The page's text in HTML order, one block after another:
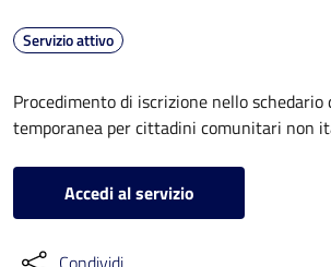
Servizio attivo
Procedimento di iscrizione nello schedario
temporanea per cittadini comunitari non
Accedi al servizio